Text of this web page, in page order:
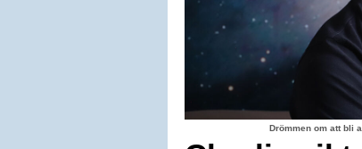
Drömmen om att bli